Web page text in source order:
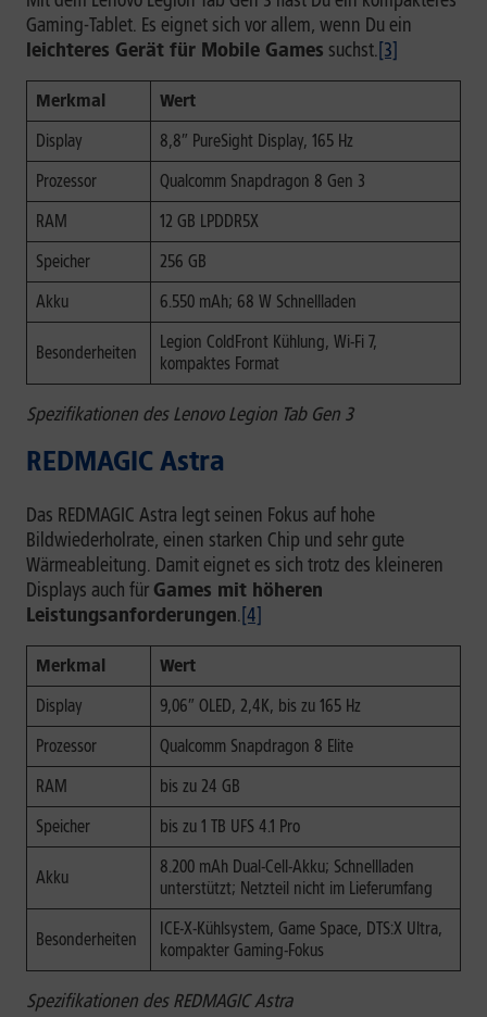
Gaming-Tablet. Es eignet sich vor allem, wenn Du ein
leichteres Gerät für Mobile Games suchst.[3]
Merkmal
Wert
Display
8,8″ PureSight Display, 165 Hz
Prozessor
Qualcomm Snapdragon 8 Gen 3
RAM
12 GB LPDDR5X
Speicher
256 GB
Akku
6.550 mAh; 68 W Schnellladen
Besonderheiten
Legion ColdFront Kühlung, Wi-Fi 7,
kompaktes Format
Spezifikationen des Lenovo Legion Tab Gen 3
REDMAGIC Astra
Das REDMAGIC Astra legt seinen Fokus auf hohe
Bildwiederholrate, einen starken Chip und sehr gute
Wärmeableitung. Damit eignet es sich trotz des kleineren
Displays auch für Games mit höheren
Leistungsanforderungen.[4]
Merkmal
Wert
Display
9,06″ OLED, 2,4K, bis zu 165 Hz
Prozessor
Qualcomm Snapdragon 8 Elite
RAM
bis zu 24 GB
Speicher
bis zu 1 TB UFS 4.1 Pro
Akku
8.200 mAh Dual-Cell-Akku; Schnellladen
unterstützt; Netzteil nicht im Lieferumfang
Besonderheiten
ICE-X-Kühlsystem, Game Space, DTS:X Ultra,
kompakter Gaming-Fokus
Spezifikationen des REDMAGIC Astra